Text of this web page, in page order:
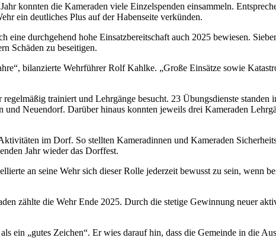
konnten die Kameraden viele Einzelspenden einsammeln.
ein deutliches Plus auf der Habenseite verkünden.
durchgehend hohe Einsatzbereitschaft auch 2025 bewiesen.
Schäden zu beseitigen.
bilanzierte Wehrführer Rolf Kahlke. „Große Einsätze sowie
trainiert und Lehrgänge besucht. 23 Übungsdienste standen
Neuendorf. Darüber hinaus konnten jeweils drei Kameraden
im Dorf. So stellten Kameradinnen und Kameraden
Jahr wieder das Dorffest.
an seine Wehr sich dieser Rolle jederzeit bewusst zu sein, wenn
zählte die Wehr Ende 2025. Durch die stetige Gewinnung neuer
ein „gutes Zeichen“. Er wies darauf hin, dass die Gemeinde in die